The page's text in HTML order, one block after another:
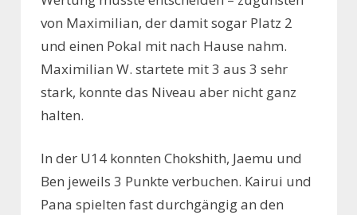
von Maximilian, der damit sogar Platz 2
und einen Pokal mit nach Hause nahm.
Maximilian W. startete mit 3 aus 3 sehr
stark, konnte das Niveau aber nicht ganz
halten.
In der U14 konnten Chokshith, Jaemu und
Ben jeweils 3 Punkte verbuchen. Kairui und
Pana spielten fast durchgängig an den